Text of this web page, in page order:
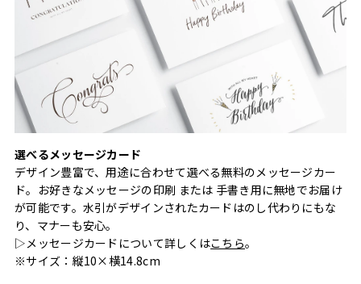
選べるメッセージカード
デザイン豊富で、用途に合わせて選べる無料のメッセージカー
ド。お好きなメッセージの印刷 または 手書き用に無地でお届け
が可能です。水引がデザインされたカードはのし代わりにもな
り、マナーも安心。
▷メッセージカードについて詳しくはこちら。
※サイズ：縦10×横14.8cm